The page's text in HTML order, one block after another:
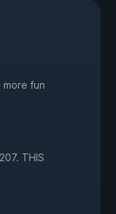
more fun
THIS